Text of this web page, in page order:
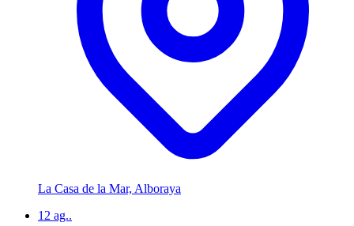
La Casa de la Mar, Alboraya
12 ag..